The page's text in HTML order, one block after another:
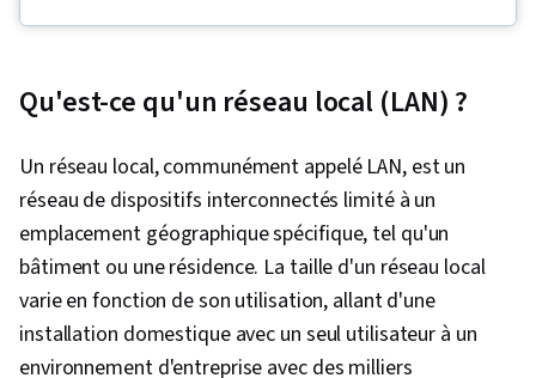
Excel, Bases de données, Architecture des
Gouvernance des données, Migration des
données, Conception de la base de données,
Magasin de données, Statistiques descriptives,
Sécurité des données, Intelligence
économique, Microsoft Excel, Manipulation de
données, Qualité des données, Nettoyage des
Qu'est-ce qu'un réseau local (LAN) ?
Un réseau local, communément appelé LAN, est un
réseau de dispositifs interconnectés limité à un
emplacement géographique spécifique, tel qu'un
bâtiment ou une résidence. La taille d'un réseau local
varie en fonction de son utilisation, allant d'une
installation domestique avec un seul utilisateur à un
environnement d'entreprise avec des milliers